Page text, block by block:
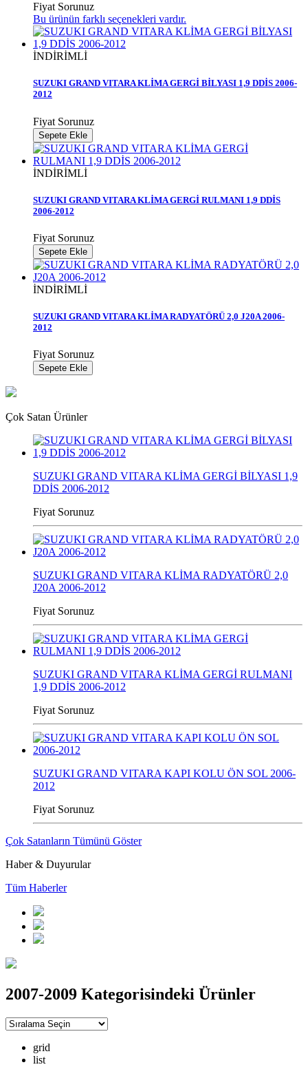
Fiyat Sorunuz
Bu ürünün farklı seçenekleri vardır.
İNDİRİMLİ
SUZUKI GRAND VITARA KLİMA GERGİ BİLYASI 1,9 DDİS 2006-
2012
Fiyat Sorunuz
Sepete Ekle
İNDİRİMLİ
SUZUKI GRAND VITARA KLİMA GERGİ RULMANI 1,9 DDİS
2006-2012
Fiyat Sorunuz
Sepete Ekle
İNDİRİMLİ
SUZUKI GRAND VITARA KLİMA RADYATÖRÜ 2,0 J20A 2006-
2012
Fiyat Sorunuz
Sepete Ekle
Çok Satan Ürünler
SUZUKI GRAND VITARA KLİMA GERGİ BİLYASI 1,9
DDİS 2006-2012
Fiyat Sorunuz
SUZUKI GRAND VITARA KLİMA RADYATÖRÜ 2,0
J20A 2006-2012
Fiyat Sorunuz
SUZUKI GRAND VITARA KLİMA GERGİ RULMANI
1,9 DDİS 2006-2012
Fiyat Sorunuz
SUZUKI GRAND VITARA KAPI KOLU ÖN SOL 2006-
2012
Fiyat Sorunuz
Çok Satanların Tümünü Göster
Haber & Duyurular
Tüm Haberler
2007-2009 Kategorisindeki Ürünler
grid
list